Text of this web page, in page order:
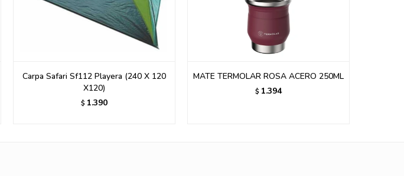
MATE TERMOLAR ROSA ACERO 250ML
$ 1.394
PLATO ACERO INOXIDABLE EG1658
$ 1.400